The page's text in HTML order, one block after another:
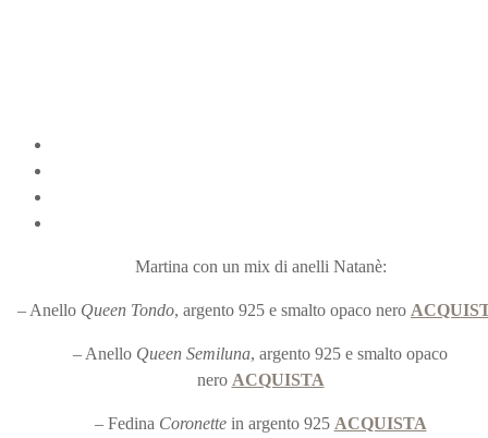
Martina con un mix di anelli Natanè:
– Anello Queen Tondo, argento 925 e smalto opaco nero
– Anello Queen Semiluna, argento 925 e smalto opaco
nero ACQUISTA
– Fedina Coronette in argento 925 ACQUISTA